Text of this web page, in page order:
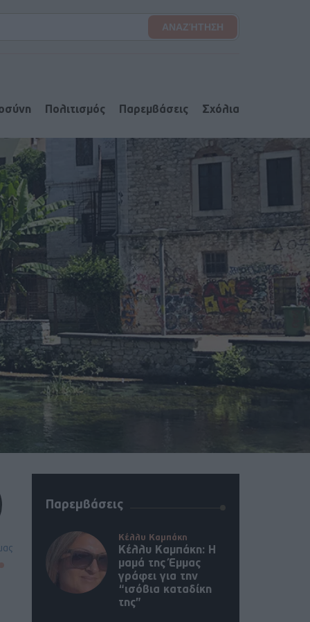
Πολιτισμός Παρεμβάσεις Σχόλια
Παρεμβάσεις
Κέλλυ Καμπάκη
Κέλλυ Καμπάκη: Η
μαμά της Έμμας
γράφει για την
“ισόβια καταδίκη
της”